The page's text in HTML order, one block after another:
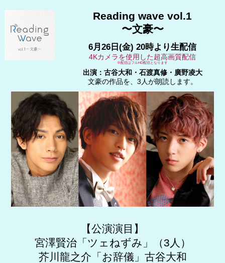
Reading wave vol.1
〜文豪〜
6月26日(金) 20時より生配信
4Kカメラを使用した超高画質配信
※配信はフルHD配信となります
出演：古谷大和・石渡真修・廣野凌大
文豪の作品を、3人が朗読します。
【公演演目】
宮澤賢治「ツェねずみ」（3人）
芥川龍之介「お辞儀」古谷大和